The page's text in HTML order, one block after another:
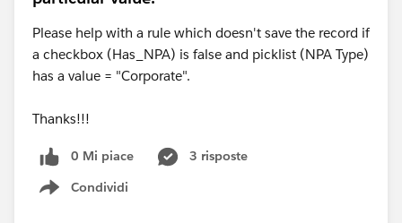
Please help with a rule which doesn't save the record if
a checkbox (Has_NPA) is false and picklist (NPA Type)
has a value = "Corporate".
Thanks!!!
0 Mi piace
3 risposte
Condividi
Show menu